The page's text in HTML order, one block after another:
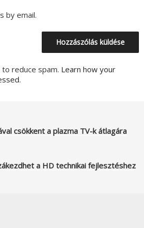
by email.
reduce spam. Learn how your
csökkent a plazma TV-k átlagára
a HD technikai fejlesztéshez